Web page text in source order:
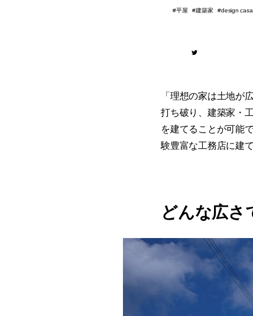
平屋 建築家 design casa
「理想の家は土地が
打ち破り、建築家・
を建てることが可能
験豊富な工務店に建
どんな広さ